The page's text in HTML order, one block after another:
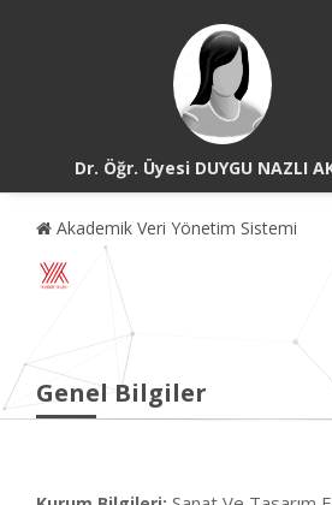
Dr. Öğr. Üyesi DUYGU NAZLI
Akademik Veri Yönetim Sistemi
Genel Bilgiler